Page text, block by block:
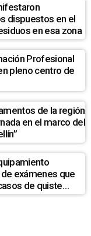
dispuestos en el
en esa zona
Profesional
pleno centro de
de la región
en el marco del
exámenes que
de quiste
de La Pedrera